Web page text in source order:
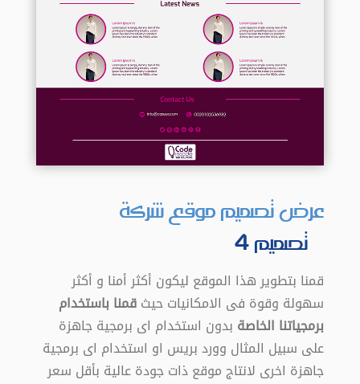
عرض تصميم موقع شركة
تصميم 4
قمنا بتطوير هذا الموقع ليكون أكثر أمنا و أكثر
سهولة وقوة فى الامكانيات حيثقمنا باستخدام
برمجياتنا الخاصة بدون استخدام اى برمجية جاهزة
على سبيل المثال وورد بريس او استخدام اى برمجية
جاهزة اخرى لانتاج موقع ذات جودة عالية بأقل سعر